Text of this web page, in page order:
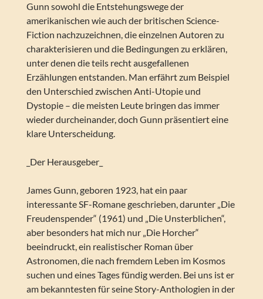
Gunn sowohl die Entstehungswege der
amerikanischen wie auch der britischen Science-
Fiction nachzuzeichnen, die einzelnen Autoren zu
charakterisieren und die Bedingungen zu erklären,
unter denen die teils recht ausgefallenen
Erzählungen entstanden. Man erfährt zum Beispiel
den Unterschied zwischen Anti-Utopie und
Dystopie – die meisten Leute bringen das immer
wieder durcheinander, doch Gunn präsentiert eine
klare Unterscheidung.
_Der Herausgeber_
James Gunn, geboren 1923, hat ein paar
interessante SF-Romane geschrieben, darunter „Die
Freudenspender“ (1961) und „Die Unsterblichen“,
aber besonders hat mich nur „Die Horcher“
beeindruckt, ein realistischer Roman über
Astronomen, die nach fremdem Leben im Kosmos
suchen und eines Tages fündig werden. Bei uns ist er
am bekanntesten für seine Story-Anthologien in der